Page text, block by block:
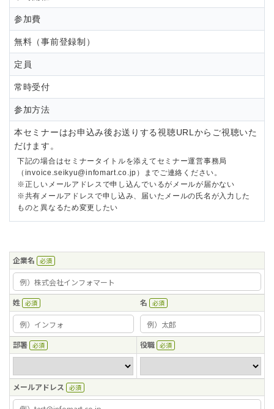
参加費
無料（事前登録制）
定員
常時受付
参加方法
本セミナーはお申込み後お送りする視聴URLからご視聴いた
だけます。
下記の場合はセミナータイトルを添えてセミナー運営事務局
（invoice.seikyu@infomart.co.jp）までご連絡ください。
※正しいメールアドレスで申し込んでいるがメールが届かない
※共有メールアドレスで申し込み、届いたメールの氏名が入力した
ものと異なるため変更したい